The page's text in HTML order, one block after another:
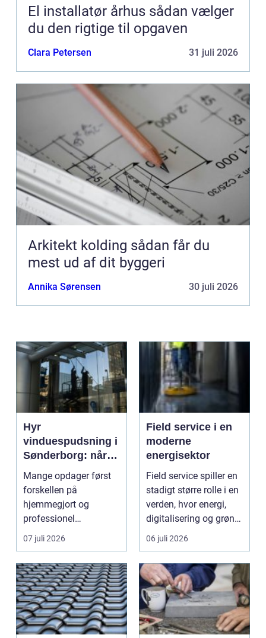
El installatør århus sådan vælger
du den rigtige til opgaven
Clara Petersen 31 juli 2026
Arkitekt kolding sådan får du
mest ud af dit byggeri
Annika Sørensen 30 juli 2026
Hyr
vinduespudsning i
Sønderborg: når
det skal være nemt
Mange opdager først
forskellen på
hjemmegjort og
professionel
vinduespudsning, nå...
07 juli 2026
Field service i en
moderne
energisektor
Field service spiller en
stadigt større rolle i en
verden, hvor energi,
digitalisering og grøn
omsti...
06 juli 2026